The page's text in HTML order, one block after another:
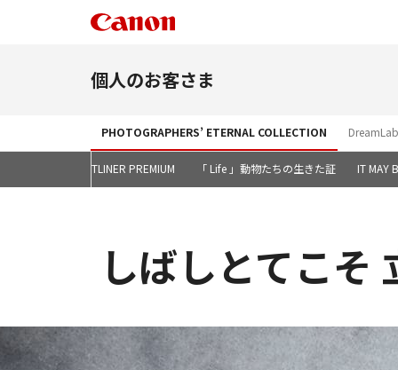
個人のお客さま
PHOTOGRAPHERS’ ETERNAL COLLECTION
JETLINER PREMIUM 「 Life 」動物たちの生きた証 IT MAY
しばしとてこそ